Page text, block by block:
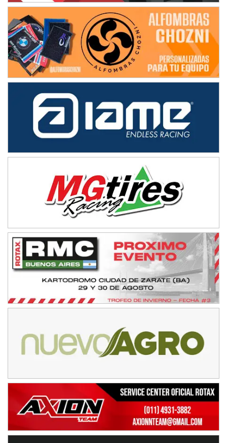
NORESTE SANTAFESINO - F6
Ciudad de Avellaneda (Asfalto)
Avellaneda (Santa Fe)
SUR SANTAFESINO - F4
José Samuel Sánchez (Tierra)
Rufino (Santa Fe)
TUCUMANO - F5
Juan Navarro (Asfalto)
El Timbó (Tucumán)